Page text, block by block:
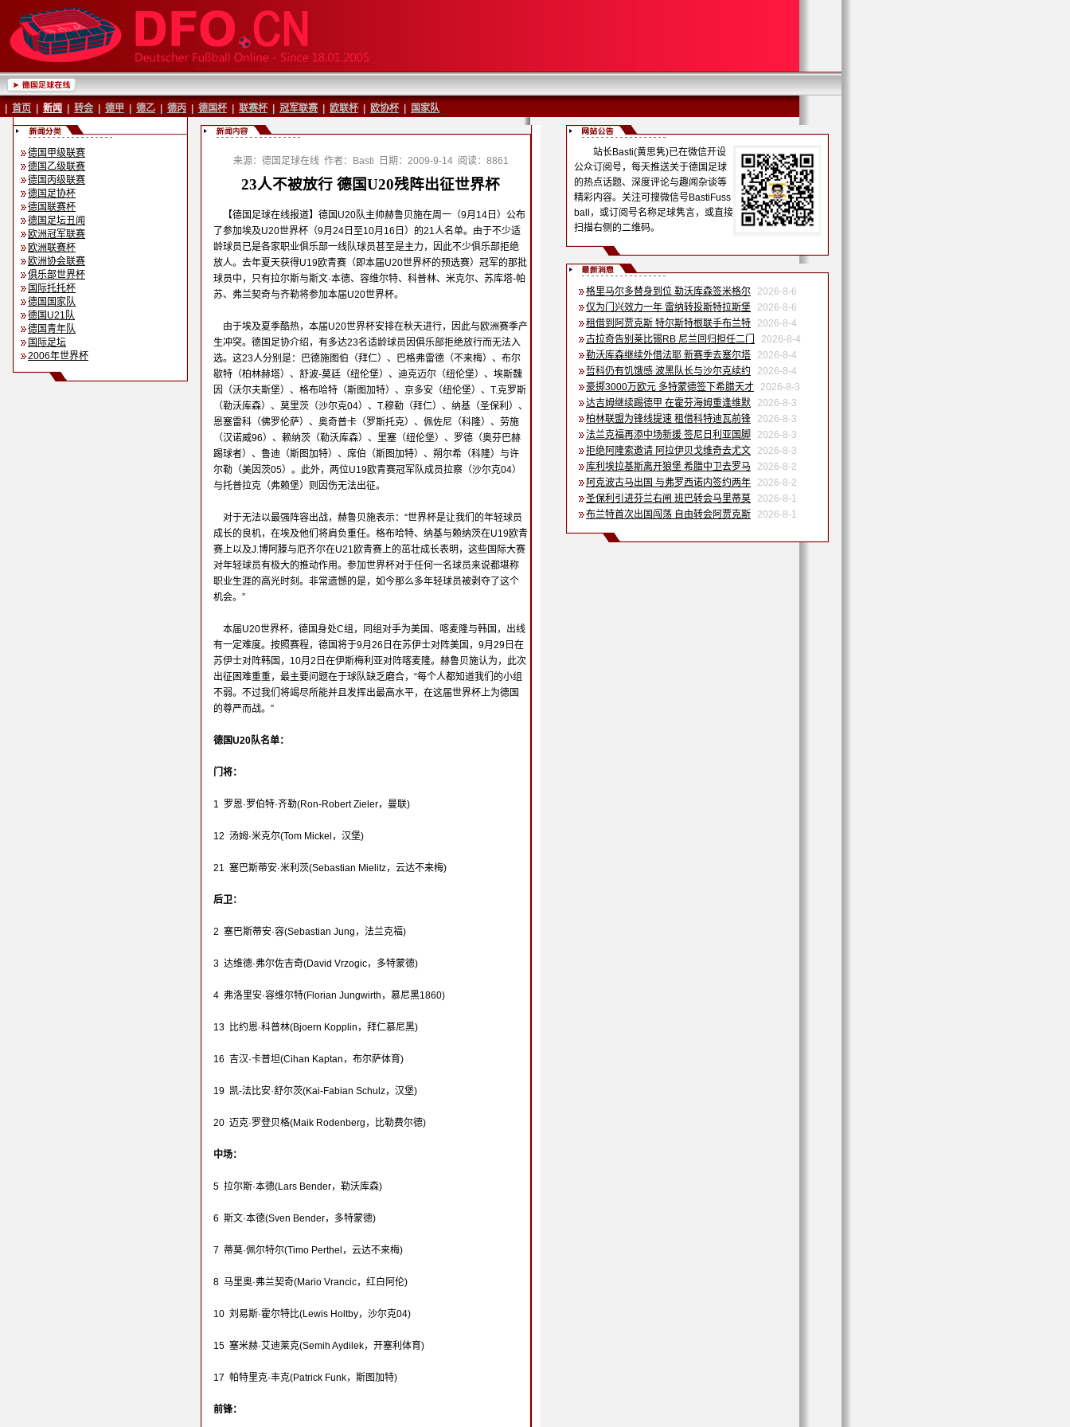
首页 新闻 转会 德甲 德乙 德丙 德国杯 联赛杯 冠军联赛 欧联杯 欧协杯 国家队
德国甲级联赛
德国乙级联赛
德国丙级联赛
德国足协杯
德国联赛杯
德国足坛丑闻
欧洲冠军联赛
欧洲联赛杯
欧洲协会联赛
俱乐部世界杯
国际托托杯
德国国家队
德国U21队
德国青年队
国际足坛
2006年世界杯
来源：德国足球在线 作者：Basti 日期：2009-9-14 阅读：8861
23人不被放行 德国U20残阵出征世界杯
【德国足球在线报道】德国U20队主帅赫鲁贝施在周一（9月14日）公布
了参加埃及U20世界杯（9月24日至10月16日）的21人名单。由于不少适
龄球员已是各家职业俱乐部一线队球员甚至是主力，因此不少俱乐部拒绝
放人。去年夏天获得U19欧青赛（即本届U20世界杯的预选赛）冠军的那批
球员中，只有拉尔斯与斯文·本德、容维尔特、科普林、米克尔、苏库塔-帕
苏、弗兰契奇与齐勒将参加本届U20世界杯。
由于埃及夏季酷热，本届U20世界杯安排在秋天进行，因此与欧洲赛季产
生冲突。德国足协介绍，有多达23名适龄球员因俱乐部拒绝放行而无法入
选。这23人分别是：巴德施图伯（拜仁）、巴格弗雷德（不来梅）、布尔
歇特（柏林赫塔）、舒波-莫廷（纽伦堡）、迪克迈尔（纽伦堡）、埃斯魏
因（沃尔夫斯堡）、格布哈特（斯图加特）、京多安（纽伦堡）、T.克罗斯
（勒沃库森）、莫里茨（沙尔克04）、T.穆勒（拜仁）、纳基（圣保利）、
恩塞雷科（佛罗伦萨）、奥奇普卡（罗斯托克）、佩佐尼（科隆）、劳施
（汉诺威96）、赖纳茨（勒沃库森）、里塞（纽伦堡）、罗德（奥芬巴赫
踢球者）、鲁迪（斯图加特）、席伯（斯图加特）、朔尔希（科隆）与许
尔勒（美因茨05）。此外，两位U19欧青赛冠军队成员拉察（沙尔克04）
与托普拉克（弗赖堡）则因伤无法出征。
对于无法以最强阵容出战，赫鲁贝施表示：“世界杯是让我们的年轻球员
成长的良机，在埃及他们将肩负重任。格布哈特、纳基与赖纳茨在U19欧青
赛上以及J.博阿滕与厄齐尔在U21欧青赛上的茁壮成长表明，这些国际大赛
对年轻球员有极大的推动作用。参加世界杯对于任何一名球员来说都堪称
职业生涯的高光时刻。非常遗憾的是，如今那么多年轻球员被剥夺了这个
机会。”
本届U20世界杯，德国身处C组，同组对手为美国、喀麦隆与韩国，出线
有一定难度。按照赛程，德国将于9月26日在苏伊士对阵美国，9月29日在
苏伊士对阵韩国，10月2日在伊斯梅利亚对阵喀麦隆。赫鲁贝施认为，此次
出征困难重重，最主要问题在于球队缺乏磨合，“每个人都知道我们的小组
不弱。不过我们将竭尽所能并且发挥出最高水平，在这届世界杯上为德国
的尊严而战。”
德国U20队名单：
门将：
1 罗恩·罗伯特·齐勒(Ron-Robert Zieler，曼联)
12 汤姆·米克尔(Tom Mickel，汉堡)
21 塞巴斯蒂安·米利茨(Sebastian Mielitz，云达不来梅)
后卫：
2 塞巴斯蒂安·容(Sebastian Jung，法兰克福)
3 达维德·弗尔佐吉奇(David Vrzogic，多特蒙德)
4 弗洛里安·容维尔特(Florian Jungwirth，慕尼黑1860)
13 比约恩·科普林(Bjoern Kopplin，拜仁慕尼黑)
16 吉汉·卡普坦(Cihan Kaptan，布尔萨体育)
19 凯-法比安·舒尔茨(Kai-Fabian Schulz，汉堡)
20 迈克·罗登贝格(Maik Rodenberg，比勒费尔德)
中场：
5 拉尔斯·本德(Lars Bender，勒沃库森)
6 斯文·本德(Sven Bender，多特蒙德)
7 蒂莫·佩尔特尔(Timo Perthel，云达不来梅)
8 马里奥·弗兰契奇(Mario Vrancic，红白阿伦)
10 刘易斯·霍尔特比(Lewis Holtby，沙尔克04)
15 塞米赫·艾迪莱克(Semih Aydilek，开塞利体育)
17 帕特里克·丰克(Patrick Funk，斯图加特)
前锋：
站长Basti(黄思隽)已在微信开设
公众订阅号，每天推送关于德国足球
的热点话题、深度评论与趣闻杂谈等
精彩内容。关注可搜微信号BastiFuss
ball，或订阅号名称足球隽言，或直接
扫描右侧的二维码。
格里马尔多替身到位 勒沃库森签米格尔
2026-8-6
仅为门兴效力一年 雷纳转投斯特拉斯堡
2026-8-6
租借到阿贾克斯 特尔斯特根联手布兰特
2026-8-4
古拉奇告别莱比锡RB 尼兰回归担任二门
2026-8-4
勒沃库森继续外借法耶 新赛季去塞尔塔
2026-8-4
哲科仍有饥饿感 波黑队长与沙尔克续约
2026-8-4
豪掷3000万欧元 多特蒙德签下希腊天才
2026-8-3
达吉姆继续踢德甲 在霍芬海姆重逢维默
2026-8-3
柏林联盟为锋线提速 租借科特迪瓦前锋
2026-8-3
法兰克福再添中场新援 签尼日利亚国脚
2026-8-3
拒绝阿隆索邀请 阿拉伊贝戈维奇去尤文
2026-8-3
库利埃拉基斯离开狼堡 希腊中卫去罗马
2026-8-2
阿克波古马出国 与弗罗西诺内签约两年
2026-8-2
圣保利引进芬兰右闸 班巴转会马里蒂莫
2026-8-1
布兰特首次出国闯荡 自由转会阿贾克斯
2026-8-1